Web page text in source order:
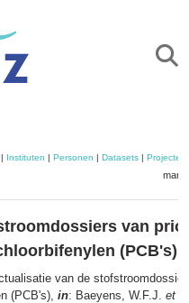
Instituten | Personen | Datasets| Projecten
van
(PCB's)
van de
(PCB's), in: Baeyens, W.F.J. et